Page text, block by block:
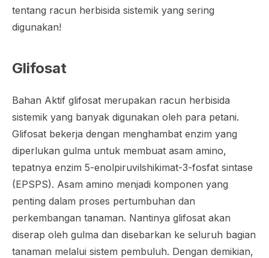
tentang racun herbisida sistemik yang sering
digunakan!
Glifosat
Bahan Aktif glifosat merupakan racun herbisida
sistemik yang banyak digunakan oleh para petani.
Glifosat bekerja dengan menghambat enzim yang
diperlukan gulma untuk membuat asam amino,
tepatnya enzim 5-enolpiruvilshikimat-3-fosfat sintase
(EPSPS). Asam amino menjadi komponen yang
penting dalam proses pertumbuhan dan
perkembangan tanaman. Nantinya glifosat akan
diserap oleh gulma dan disebarkan ke seluruh bagian
tanaman melalui sistem pembuluh. Dengan demikian,